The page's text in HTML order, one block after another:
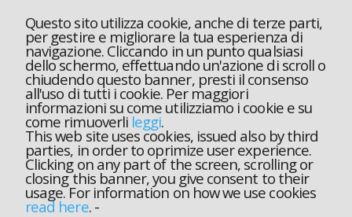
Questo sito utilizza cookie, anche di terze parti,
per gestire e migliorare la tua esperienza di
navigazione. Cliccando in un punto qualsiasi
dello schermo, effettuando un'azione di scroll o
chiudendo questo banner, presti il consenso
all'uso di tutti i cookie. Per maggiori
informazioni su come utilizziamo i cookie e su
come rimuoverli leggi.
This web site uses cookies, issued also by third
parties, in order to oprimize user experience.
Clicking on any part of the screen, scrolling or
closing this banner, you give consent to their
usage. For information on how we use cookies
read here.-